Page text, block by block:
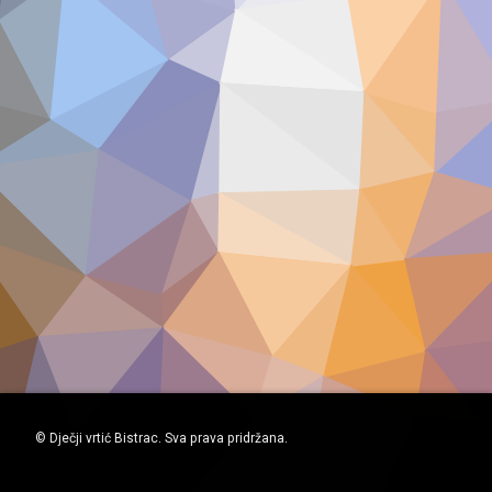
© Dječji vrtić Bistrac. Sva prava pridržana.